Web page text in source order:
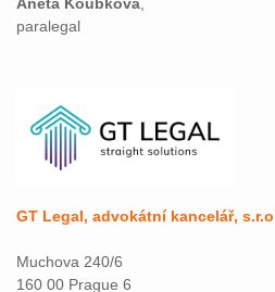
paralegal
GT Legal, advokátní kancelář, s.r.o
Muchova 240/6
160 00 Prague 6